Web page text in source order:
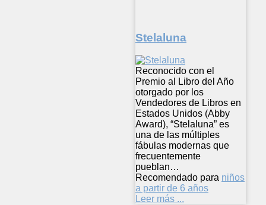
Stelaluna
Reconocido con el
Premio al Libro del Año
otorgado por los
Vendedores de Libros en
Estados Unidos (Abby
Award), “Stelaluna” es
una de las múltiples
fábulas modernas que
frecuentemente
pueblan…
Recomendado para niños
a partir de 6 años
Leer más ...